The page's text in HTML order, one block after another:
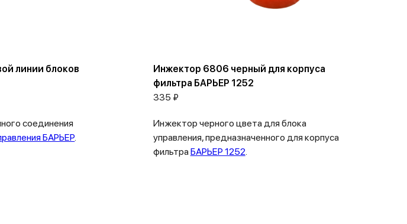
линии блоков
соединения
БАРЬЕР
Инжектор 6806 черный для корпуса
фильтра БАРЬЕР 1252
335 ₽
Инжектор черного цвета для блока
управления, предназначенного для корпуса
фильтра БАРЬЕР 1252